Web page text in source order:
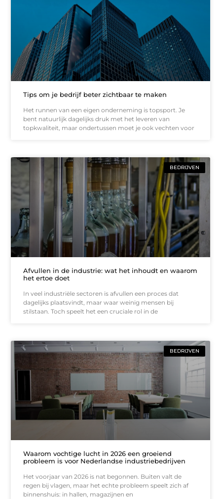
Tips om je bedrijf beter zichtbaar te maken
Het runnen van een eigen onderneming is topsport. Je
bent natuurlijk dagelijks druk met het leveren van
topkwaliteit, maar ondertussen moet je ook vechten voor
BEDRIJVEN
Afvullen in de industrie: wat het inhoudt en waarom
het ertoe doet
In veel industriële sectoren is afvullen een proces dat
dagelijks plaatsvindt, maar waar weinig mensen bij
stilstaan. Toch speelt het een cruciale rol in de
BEDRIJVEN
Waarom vochtige lucht in 2026 een groeiend
probleem is voor Nederlandse industriebedrijven
Het voorjaar van 2026 is nat begonnen. Buiten valt de
regen bij vlagen, maar het echte probleem speelt zich af
binnenshuis: in hallen, magazijnen en